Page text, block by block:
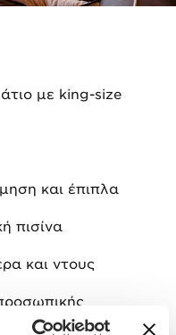
με king-size
και έπιπλα
πισίνα
και ντους